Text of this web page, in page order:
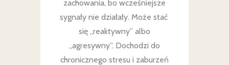
zachowania, bo wcześniejsze
sygnały nie działały. Może stać
się „reaktywny” albo
„agresywny”. Dochodzi do
chronicznego stresu i zaburzeń